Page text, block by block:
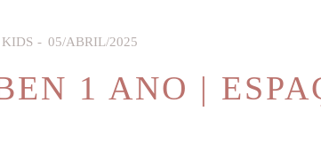
KIDS 05/ABRIL/2025
1 ANO |